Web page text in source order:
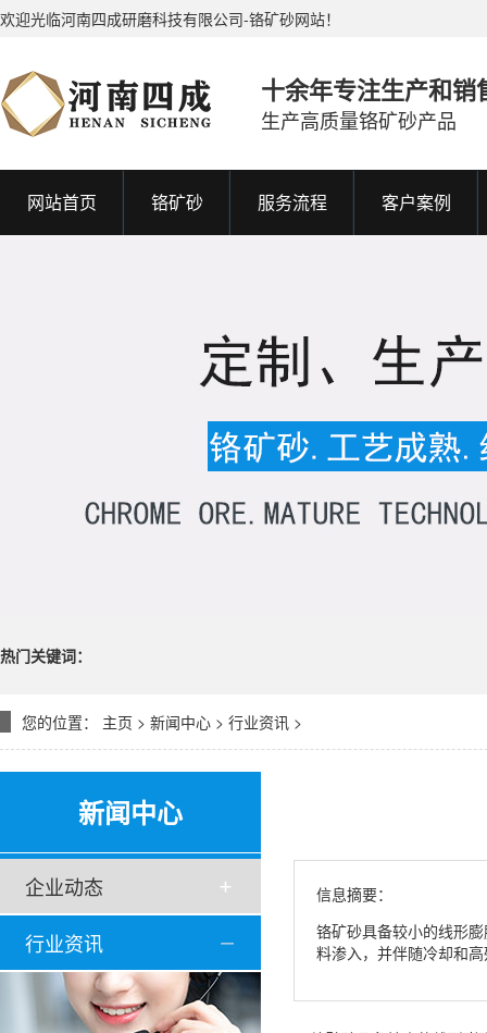
欢迎光临河南四成研磨科技有限公司-铬矿砂网站！
十余年专注生产和销
生产高质量铬矿砂产品
网站首页 铬矿砂 服务流程 客户案例
热门关键词：
您的位置： 主页 > 新闻中心 > 行业资讯 >
新闻中心
企业动态
行业资讯
信息摘要：
铬矿砂具备较小的线形
料渗入，并伴随冷却和